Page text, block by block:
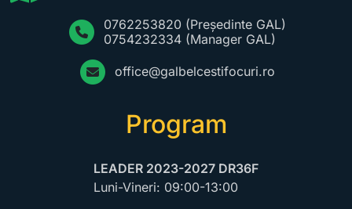
0762253820 (Președinte GAL)
0754232334 (Manager GAL)
office@galbelcestifocuri.ro
Program
LEADER 2023-2027 DR36F
Luni-Vineri: 09:00-13:00